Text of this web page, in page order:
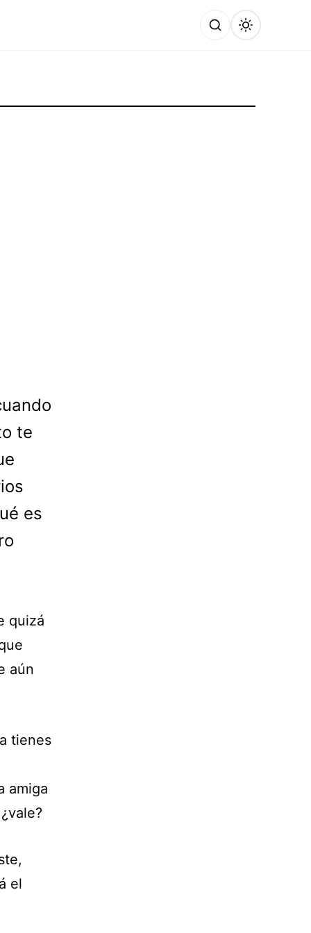
te
es
quizá
aún
tienes
amiga
el